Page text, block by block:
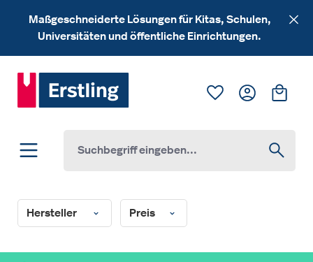
Zum Hauptinhalt springen
Maßgeschneiderte Lösungen für Kitas, Schulen,
Universitäten und öffentliche Einrichtungen.
Du hast 0
Hersteller Preis